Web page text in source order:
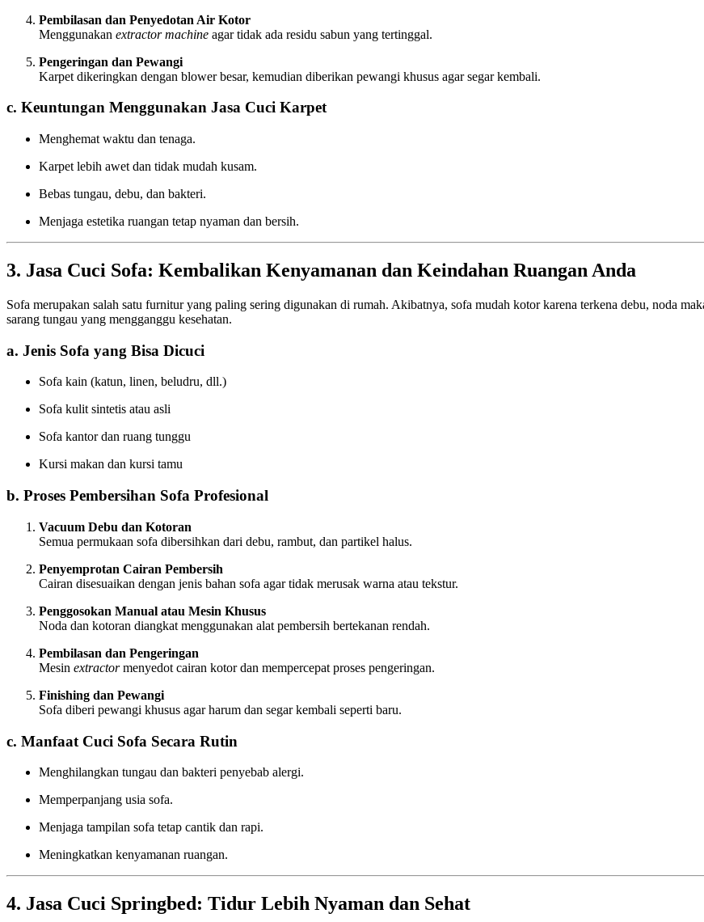
Pembilasan dan Penyedotan Air Kotor
Menggunakan extractor machine agar tidak ada residu sabun yang tertinggal.
Pengeringan dan Pewangi
Karpet dikeringkan dengan blower besar, kemudian diberikan pewangi khusus agar segar kembali.
c. Keuntungan Menggunakan Jasa Cuci Karpet
Menghemat waktu dan tenaga.
Karpet lebih awet dan tidak mudah kusam.
Bebas tungau, debu, dan bakteri.
Menjaga estetika ruangan tetap nyaman dan bersih.
3. Jasa Cuci Sofa: Kembalikan Kenyamanan dan Keindahan Ruangan Anda
Sofa merupakan salah satu furnitur yang paling sering digunakan di rumah. Akibatnya, sofa mudah kotor karena terkena debu, noda
sarang tungau yang mengganggu kesehatan.
a. Jenis Sofa yang Bisa Dicuci
Sofa kain (katun, linen, beludru, dll.)
Sofa kulit sintetis atau asli
Sofa kantor dan ruang tunggu
Kursi makan dan kursi tamu
b. Proses Pembersihan Sofa Profesional
Vacuum Debu dan Kotoran
Semua permukaan sofa dibersihkan dari debu, rambut, dan partikel halus.
Penyemprotan Cairan Pembersih
Cairan disesuaikan dengan jenis bahan sofa agar tidak merusak warna atau tekstur.
Penggosokan Manual atau Mesin Khusus
Noda dan kotoran diangkat menggunakan alat pembersih bertekanan rendah.
Pembilasan dan Pengeringan
Mesin extractormenyedot cairan kotor dan mempercepat proses pengeringan.
Finishing dan Pewangi
Sofa diberi pewangi khusus agar harum dan segar kembali seperti baru.
c. Manfaat Cuci Sofa Secara Rutin
Menghilangkan tungau dan bakteri penyebab alergi.
Memperpanjang usia sofa.
Menjaga tampilan sofa tetap cantik dan rapi.
Meningkatkan kenyamanan ruangan.
4. Jasa Cuci Springbed: Tidur Lebih Nyaman dan Sehat